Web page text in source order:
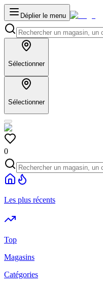
Déplier le menu
Sélectionner
Sélectionner
0
Les plus récents
Top
Magasins
Catégories